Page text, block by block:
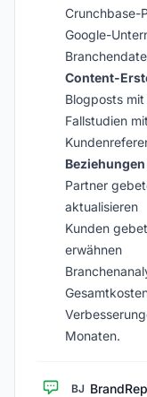
Crunchbase-
Google-
Content-
Blogposts
Fallstudien
Partner
aktualisieren
Kunden
erwähnen
Monaten.
BJ